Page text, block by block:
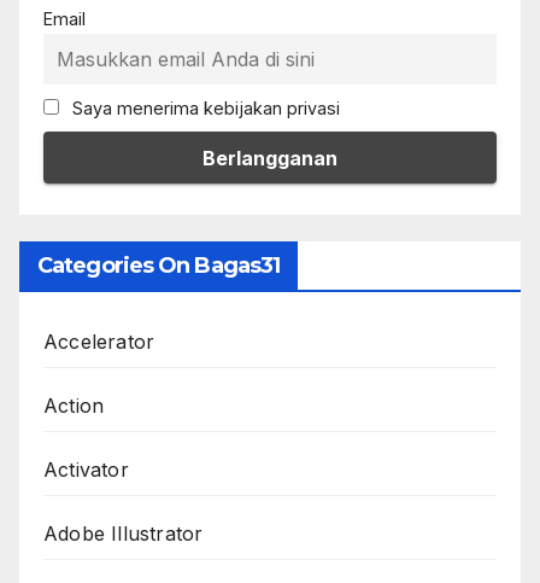
Email
Saya menerima kebijakan privasi
Categories On Bagas31
Accelerator
Action
Activator
Adobe Illustrator